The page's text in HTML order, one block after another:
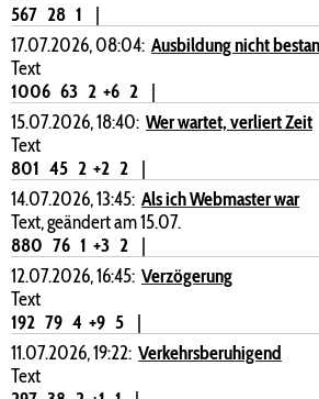
567 28 1
|
17.07.2026, 08:04: Ausbildung nicht
Text
1006 63 2 +6 2
|
15.07.2026, 18:40: Wer wartet, verliert Zeit
Text
801 45 2 +2 2
|
14.07.2026, 13:45: Als ich Webmaster war
Text, geändert am 15.07.
880 76 1 +3 2
|
12.07.2026, 16:45: Verzögerung
Text
192 79 4 +9 5
|
11.07.2026, 19:22: Verkehrsberuhigend
Text